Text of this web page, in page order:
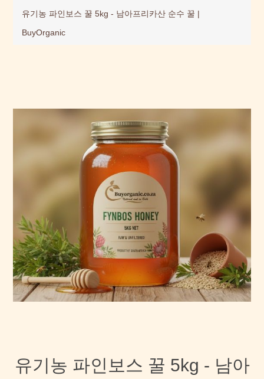
유기농 파인보스 꿀 5kg - 남아프리카산 순수 꿀 |
BuyOrganic
유기농 파인보스 꿀 5kg - 남아